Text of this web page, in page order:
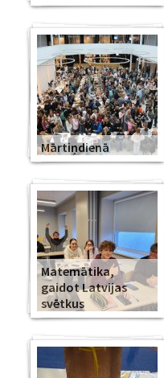
Mārtiņdienā
Matemātika,
gaidot Latvijas
svētkus